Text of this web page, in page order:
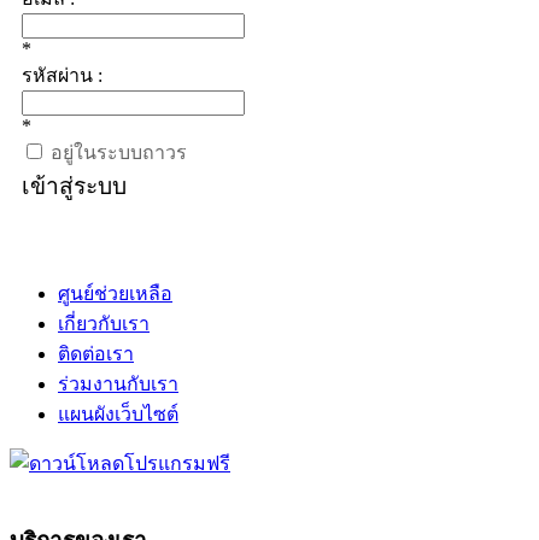
*
รหัสผ่าน :
*
อยู่ในระบบถาวร
เข้าสู่ระบบ
ศูนย์ช่วยเหลือ
เกี่ยวกับเรา
ติดต่อเรา
ร่วมงานกับเรา
แผนผังเว็บไซต์